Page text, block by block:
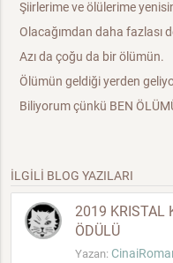
Şiirlerime ve ölülerime
Olacağımdan daha fazlası
Azı da çoğu da bir ölümün.
Ölümün geldiği yerden
Biliyorum çünkü BEN
İLGİLİ BLOG YAZILARI
2019 KRISTAL
ÖDÜLÜ
Yazan: